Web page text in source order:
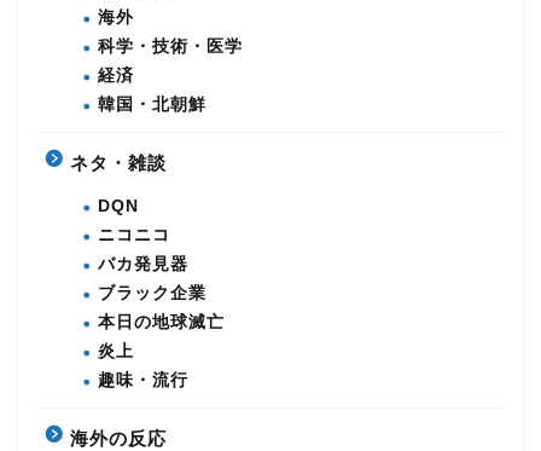
海外
科学・技術・医学
経済
韓国・北朝鮮
ネタ・雑談
DQN
ニコニコ
バカ発見器
ブラック企業
本日の地球滅亡
炎上
趣味・流行
海外の反応